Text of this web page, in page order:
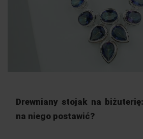
Drewniany stojak na
na niego postawić?